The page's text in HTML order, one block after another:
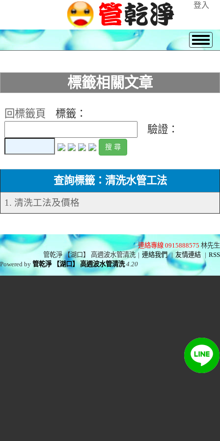
登入
標籤相關文章
回標籤頁
標籤：
驗證：
查詢標籤：清洗水管工法
1. 清洗工法及價格
連絡專線 0915888575 林先生
管乾淨 【湖口】 高週波水管清洗 | 連絡我們 | 友情連結 | RSS
Powered by管乾淨 【湖口】 高週波水管清洗 4.20